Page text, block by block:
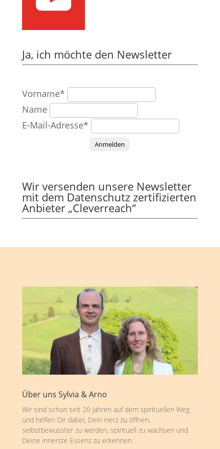
Ja, ich möchte den Newsletter
Vorname*
Name
E-Mail-Adresse*
Anmelden
Wir versenden unsere Newsletter
mit dem Datenschutz zertifizierten
Anbieter „Cleverreach“
Über uns Sylvia & Arno
Wir sind schon seit 20 Jahren auf dem spirituellen Weg
und helfen Dir dabei, Dein Herz zu öffnen,
selbstbewusster zu werden, spirituell zu wachsen und
Deine innerste Essenz zu erkennen.